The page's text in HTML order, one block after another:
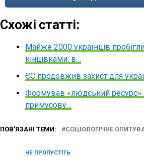
Схожі статті:
Майже 2000 українців
кінцівками: в…
ЄС продовжив захист для
Формував «людський ресурс»
примусову…
ПОВ'ЯЗАНІ ТЕМИ: СОЦІОЛОГІЧНЕ
НЕ ПРОПУСТІТЬ